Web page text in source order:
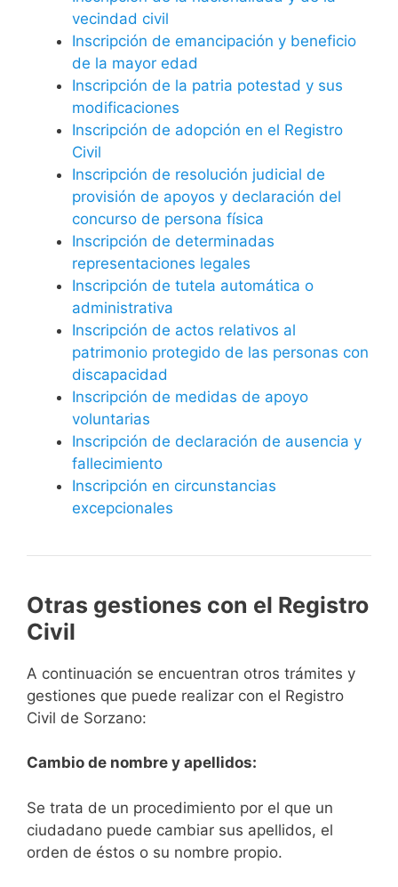
vecindad civil
Inscripción de emancipación y beneficio
de la mayor edad
Inscripción de la patria potestad y sus
modificaciones
Inscripción de adopción en el Registro
Civil
Inscripción de resolución judicial de
provisión de apoyos y declaración del
concurso de persona física
Inscripción de determinadas
representaciones legales
Inscripción de tutela automática o
administrativa
Inscripción de actos relativos al
patrimonio protegido de las personas con
discapacidad
Inscripción de medidas de apoyo
voluntarias
Inscripción de declaración de ausencia y
fallecimiento
Inscripción en circunstancias
excepcionales
Otras gestiones con el Registro
Civil
A continuación se encuentran otros trámites y
gestiones que puede realizar con el Registro
Civil de Sorzano:
Cambio de nombre y apellidos:
Se trata de un procedimiento por el que un
ciudadano puede cambiar sus apellidos, el
orden de éstos o su nombre propio.